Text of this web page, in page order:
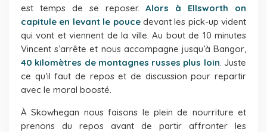
est temps de se reposer.Alors à Ellsworth on
capitule en levant le poucedevant les pick-up vident
qui vont et viennent de la ville. Au bout de 10 minutes
Vincent s’arrête et nous accompagne jusqu’à Bangor,
40 kilomètres de montagnes russes plus loin. Juste
ce qu’il faut de repos et de discussion pour repartir
avec le moral boosté.
À Skowhegan nous faisons le plein de nourriture et
prenons du repos avant de partir affronter les